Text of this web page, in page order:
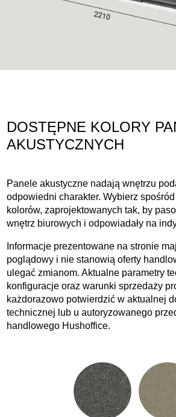
DOSTĘPNE KOLORY
AKUSTYCZNYCH
Panele akustyczne nadają wnętrzu
odpowiedni charakter. Wybierz
kolorów, zaprojektowanych tak, by
wnętrz biurowych i odpowiadały na
Informacje prezentowane na stronie
poglądowy i nie stanowią oferty
ulegać zmianom. Aktualne parametry
konfiguracje oraz warunki sprzedaży
każdorazowo potwierdzić w aktualnej
technicznej lub u autoryzowanego
handlowego Hushoffice.